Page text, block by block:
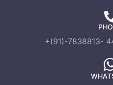
+(91)-7838813-